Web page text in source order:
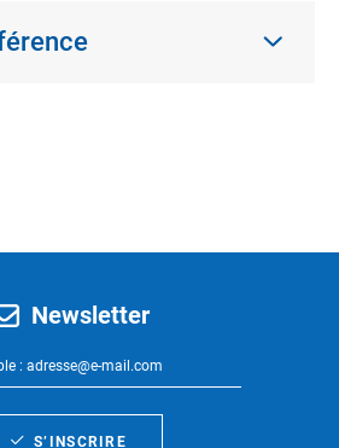
Newsletter
S’INSCRIRE